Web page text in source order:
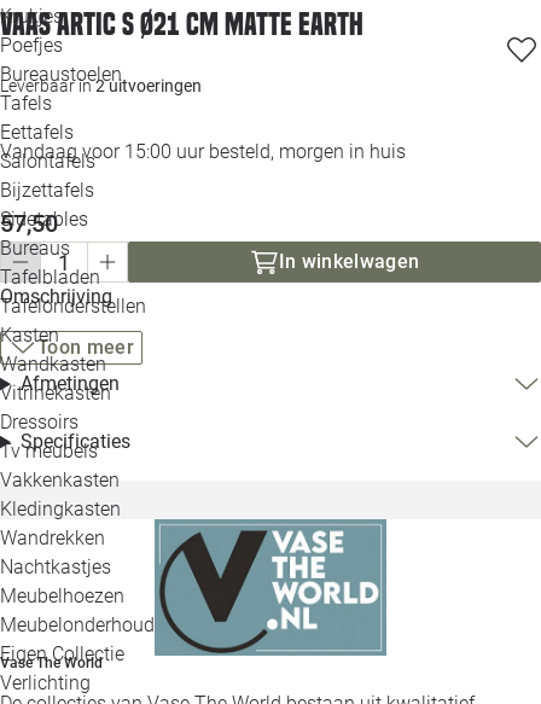
Krukjes
Poefjes
Bureaustoelen
Tafels
Eettafels
Salontafels
Bijzettafels
Sidetables
Bureaus
Tafelbladen
Tafelonderstellen
Kasten
Wandkasten
Vitrinekasten
Dressoirs
Tv meubels
Vakkenkasten
Kledingkasten
Wandrekken
Nachtkastjes
Meubelhoezen
Meubelonderhoud
Eigen Collectie
Verlichting
Vaas Artic S Ø21 cm matte earth
Leverbaar in2 uitvoeringen
Vandaag voor 15:00 uur besteld, morgen in huis
57,50
In winkelwagen
Omschrijving
Toon meer
Afmetingen
Specificaties
Vase The World